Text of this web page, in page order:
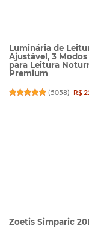
Luminária de
Ajustável, 3
para Leitura
Premium
(5058) R$
Zoetis Simparic